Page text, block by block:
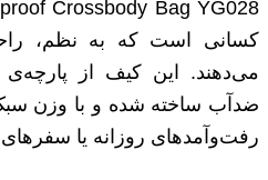
کسانی است که به نظم،
می‌دهند. این کیف از پارچه‌ی
ضدآب ساخته شده و با وزن
رفت‌وآمدهای روزانه یا